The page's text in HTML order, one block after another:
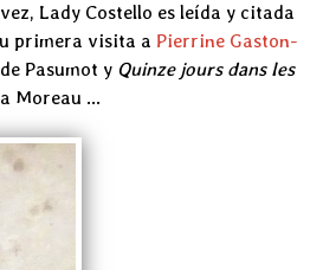
Lady Costello es leída y citada
primera visita a Pierrine Gaston-
Pasumot y Quinze jours dans les
Moreau ...